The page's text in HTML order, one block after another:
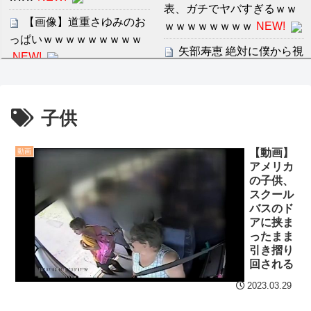
【画像】道重さゆみのお
っぱいｗｗｗｗｗｗｗｗｗ
NEW!
るんだがｗｗｗｗｗｗｗｗ
スターウォーズは何年経
っても名作やな NEW!
【阪神】佐藤輝明、高橋
宏斗から先制23号2ラン！
京セラドームはテルコール
クレバテスⅡ-魔獣の王と
表、ガチでヤバすぎるｗｗ
ｗｗｗｗｗｗｗｗ NEW!
矢部寿恵 絶対に僕から視
8/3まで
【地獄のような聴聞会】
Ｗ杯１次Ｌ敗退の韓国 議員
が「なぜ負けたのか？」ソ
ン・フンミン先発落ちは
「監督の報復」
すまん熊本やがコンビニ
に食品も水もない
子供
動画
【動画】
アメリカ
の子供、
スクール
バスのド
アに挟ま
ったまま
引き摺り
回される
2023.03.29